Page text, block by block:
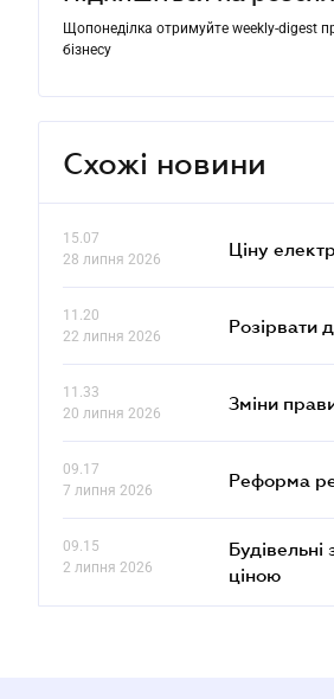
Щопонеділка отримуйте weekly-digest
бізнесу
Схожі новини
15.07
28 липня 2026
Ціну
11.20
22 липня 2026
Розірвати
11.33
20 липня 2026
Зміни
09.17
7 липня 2026
Реформа
09.15
2 липня 2026
ціною